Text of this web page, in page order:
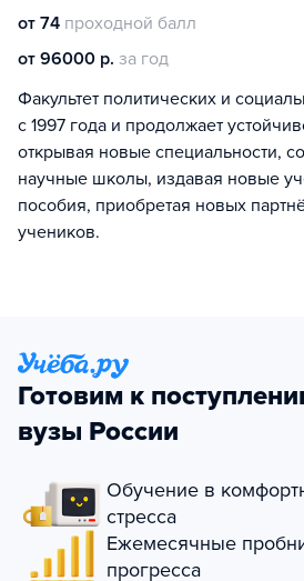
от 74 проходной балл
от 96000 р. за год
Факультет политических и
с 1997 года и продолжает
открывая новые специальности,
научные школы, издавая новые
пособия, приобретая новых
учеников.
Готовим к
вузы России
Обучение в
стресса
Ежемесячные
прогресса